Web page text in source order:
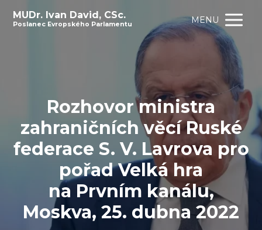
MUDr. Ivan David, CSc.
Poslanec Evropského Parlamentu MENU
Rozhovor ministra
zahraničních věcí Ruské
federace S. V. Lavrova pro
pořad Velká hra
na Prvním kanálu,
Moskva, 25. dubna 2022